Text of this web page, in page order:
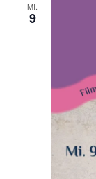
MI.
9